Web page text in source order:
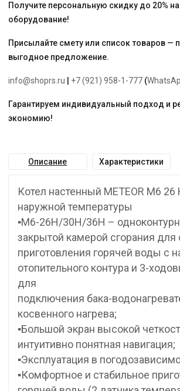
Получите персональную скидку до 20%
оборудование!
Присылайте смету или список товаров —
выгодное предложение.
info@shoprs.ru +7 (921) 958-1-777 (
Гарантируем индивидуальный подход и
экономию!
Описание Характеристики
Котел настенный METEOR M6
наружной температуры
▪М6-26Н/30Н/36Н –
закрытой камерой сгорания для
приготовления горячей воды с
отопительного контура и 3-
для
подключения бака-
косвенного нагрева;
▪Большой экран высокой
интуитивно понятная навигация;
▪Эксплуатация в
▪Комфортное и стабильное